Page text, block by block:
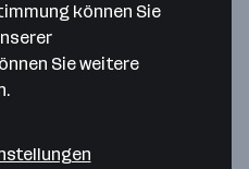
Map data ©2026 Google
können Sie
Sie weitere